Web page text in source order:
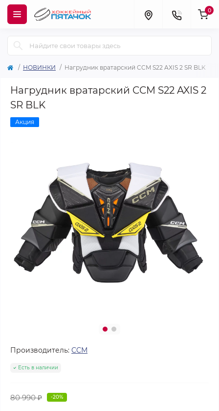
0
НОВИНКИ Нагрудник вратарский CCM S22 AXIS 2 SR BLK
Нагрудник вратарский CCM S22 AXIS 2
SR BLK
Акция
Производитель: CCM
Есть в наличии
80 990 ₽ -20%